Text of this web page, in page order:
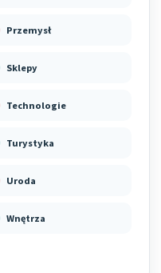
Przemysł
Sklepy
Technologie
Turystyka
Uroda
Wnętrza